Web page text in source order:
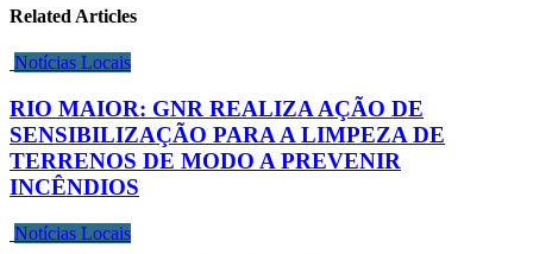
Related Articles
Notícias Locais
RIO MAIOR: GNR REALIZA AÇÃO DE
SENSIBILIZAÇÃO PARA A LIMPEZA DE
TERRENOS DE MODO A PREVENIR
INCÊNDIOS
Notícias Locais